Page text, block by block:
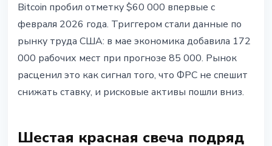
Bitcoin ниже $60 000: данные
NFP США и $2.6 млрд в ловушке
шортов
6 июня 2026 г.3 мин чтения
Наталия Дорофеева
Bitcoin пробил отметку $60 000 впервые с
февраля 2026 года. Триггером стали данные по
рынку труда США: в мае экономика добавила 172
000 рабочих мест при прогнозе 85 000. Рынок
расценил это как сигнал того, что ФРС не спешит
снижать ставку, и рисковые активы пошли вниз.
Шестая красная свеча подряд